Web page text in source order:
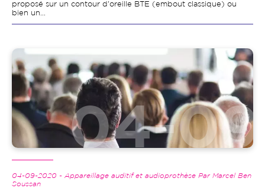
proposé sur un contour d'oreille BTE (embout classique) ou
bien un...
Image
04-09-2020 - Appareillage auditif et audioprothèse Par Marcel Ben
Soussan